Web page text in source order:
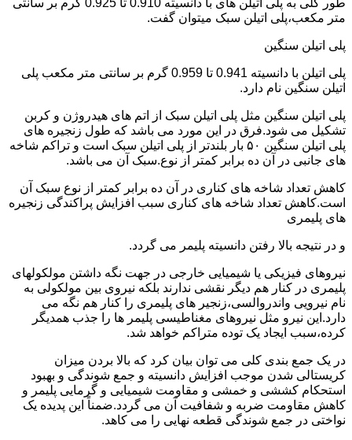
متر مکعب،پلی اتیلن سبک میتوان گفت.
پلی اتیلن سنگین
پلی اتیلن با دانسیته 0.941 تا 0.959 گرم بر سانتی متر مکعب پلی
اتیلن سنگین نام دارد.
پلی اتیلن سنگین مثل پلی اتیلن سبک از اتم های هیدروژن و کربن
تشکیل می شود.فرق در این مورد می باشد که طول زنجیره های
پلی اتیلن سنگین ۵۰ بار بلندتر از پلی اتیلن سبک است و تراکم شاخه
های جانبی در آن ده برابر کمتر از نوع.سبک آن می باشد.
کاهش تعداد شاخه های کناری در آن ده برابر کمتر از نوع سبک آن
است.کاهش تعداد شاخه های کناری سبب افزایش پراکندگی زنجیره
های پلیمری
و در نتیجه بالا رفتن دانسیته پلیمر می گردد.
نیروهای فیزیکی یا شیمیایی خارجی در جهت نگه داشتن مولکولهای
پلیمری در کنار هم دیگر نقشی ندارند بلکه نیروی بین مولکولی به
نام نیرویی واندروالسی،زنجیر های پلیمری را کنار هم نگه می
دارد.این نیرو مثل نیروهای مغناطیسی پلیمر ها را جذب همدیگر
کرده،سبب ایجاد یک توده متراکم خواهد شد.
در یک جمع بندی کلی می توان بیان کرد که بالا بردن میزان
کریستالی شدن موجب افزایش دانسیته و جمع شوندگی و بهبود
استحکام کششی و خمشی و مقاومت شیمیایی و گرمایی پلیمر و
کاهش مقاومت ضربه و شفافیت آن می گردد.ضمناً این پدیده یک
نواختی در جمع شوندگی قطعه نهایی را می کاهد.